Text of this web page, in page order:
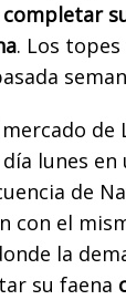
completar
. Los
de
lunes en
de
con el
la
su faena